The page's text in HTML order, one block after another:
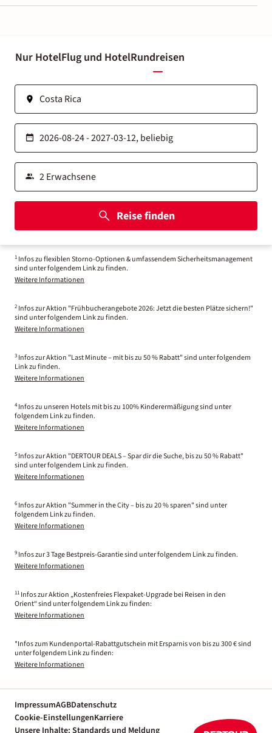
Nur HotelFlug und HotelRundreisen
Reise finden
1 Infos zu flexiblen Storno-Optionen & umfassendem Sicherheitsmanagement
sind unter folgendem Link zu finden.
Weitere Informationen
2 Infos zur Aktion "Frühbucherangebote 2026: Jetzt die besten Plätze sichern!"
sind unter folgendem Link zu finden.
Weitere Informationen
3 Infos zur Aktion "Last Minute – mit bis zu 50 % Rabatt" sind unter folgendem
Link zu finden.
Weitere Informationen
4 Infos zu unseren Hotels mit bis zu 100% Kinderermäßigung sind unter
folgendem Link zu finden.
Weitere Informationen
5 Infos zur Aktion "DERTOUR DEALS – Spar dir die Suche, bis zu 50 % Rabatt"
sind unter folgendem Link zu finden.
Weitere Informationen
6 Infos zur Aktion "Summer in the City – bis zu 20 % sparen" sind unter
folgendem Link zu finden.
Weitere Informationen
9 Infos zur 3 Tage Bestpreis-Garantie sind unter folgendem Link zu finden.
Weitere Informationen
11 Infos zur Aktion „Kostenfreies Flexpaket-Upgrade bei Reisen in den
Orient“ sind unter folgendem Link zu finden:
Weitere Informationen
*Infos zum Kundenportal-Rabattgutschein mit Ersparnis von bis zu 300 € sind
unter folgendem Link zu finden:
Weitere Informationen
ImpressumAGBDatenschutz
Cookie-EinstellungenKarriere